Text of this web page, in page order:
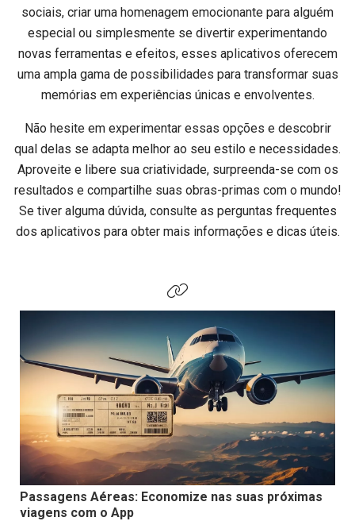
sociais, criar uma homenagem emocionante para alguém
especial ou simplesmente se divertir experimentando
novas ferramentas e efeitos, esses aplicativos oferecem
uma ampla gama de possibilidades para transformar suas
memórias em experiências únicas e envolventes.
Não hesite em experimentar essas opções e descobrir
qual delas se adapta melhor ao seu estilo e necessidades.
Aproveite e libere sua criatividade, surpreenda-se com os
resultados e compartilhe suas obras-primas com o mundo!
Se tiver alguma dúvida, consulte as perguntas frequentes
dos aplicativos para obter mais informações e dicas úteis.
Passagens Aéreas: Economize nas suas próximas
viagens com o App